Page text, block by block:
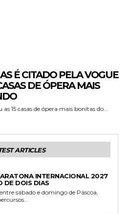
É CITADO PELA VOGUE
DE ÓPERA MAIS
15 casas de ópera mais bonitas do...
ARTICLES
INTERNACIONAL 2027
DE DOIS DIAS
sábado e domingo de Páscoa,